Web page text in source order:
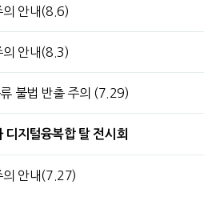
의 안내(8.6)
의 안내(8.3)
불법 반출 주의 (7.29)
디지털융복합 탈 전시회
의 안내(7.27)